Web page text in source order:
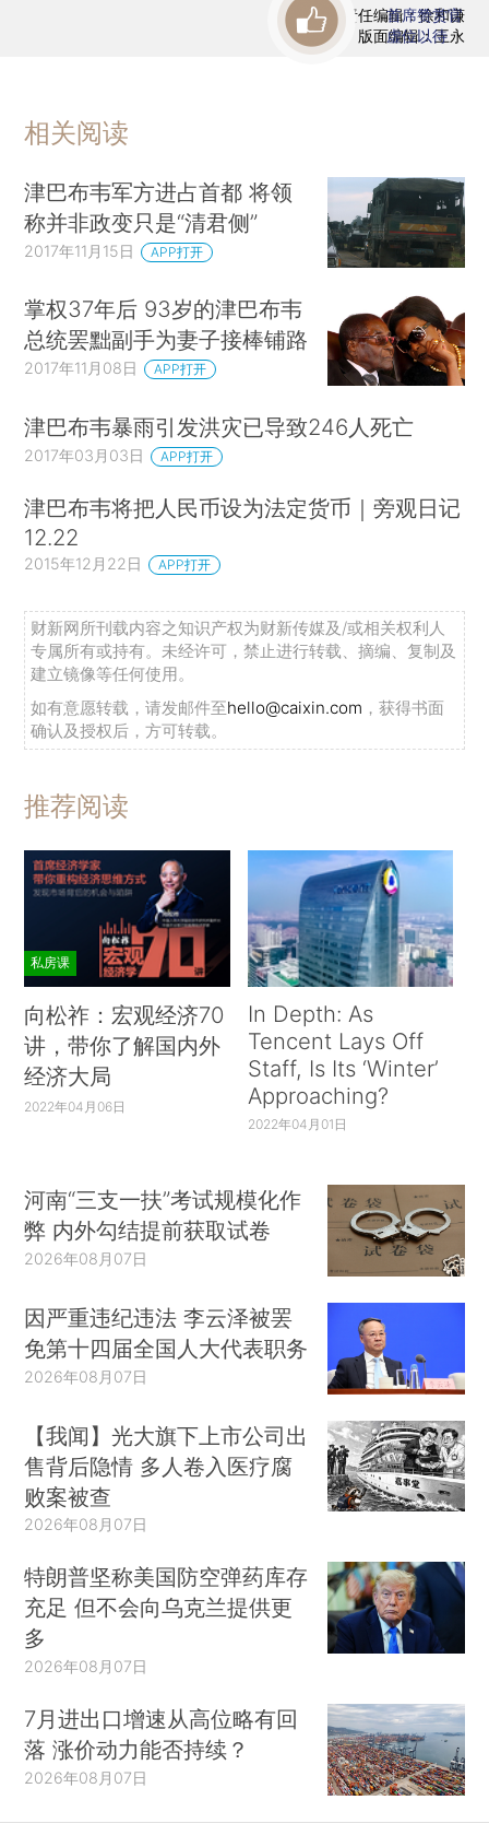
责任编辑：徐和谦
版面编辑：王永
首席赞赏官
虚位以待
相关阅读
津巴布韦军方进占首都 将领
称并非政变只是“清君侧”
2017年11月15日 APP打开
掌权37年后 93岁的津巴布韦
总统罢黜副手为妻子接棒铺路
2017年11月08日 APP打开
津巴布韦暴雨引发洪灾已导致246人死亡
2017年03月03日 APP打开
津巴布韦将把人民币设为法定货币｜旁观日记
12.22
2015年12月22日 APP打开
财新网所刊载内容之知识产权为财新传媒及/或相关权利人
专属所有或持有。未经许可，禁止进行转载、摘编、复制及
建立镜像等任何使用。
如有意愿转载，请发邮件至hello@caixin.com ，获得书面
确认及授权后，方可转载。
推荐阅读
私房课
向松祚：宏观经济70
讲，带你了解国内外
经济大局
2022年04月06日
In Depth: As
Tencent Lays Off
Staff, Is Its ‘Winter’
Approaching?
2022年04月01日
河南“三支一扶”考试规模化作
弊 内外勾结提前获取试卷
2026年08月07日
因严重违纪违法 李云泽被罢
免第十四届全国人大代表职务
2026年08月07日
【我闻】光大旗下上市公司出
售背后隐情 多人卷入医疗腐
败案被查
2026年08月07日
特朗普坚称美国防空弹药库存
充足 但不会向乌克兰提供更
多
2026年08月07日
7月进出口增速从高位略有回
落 涨价动力能否持续？
2026年08月07日